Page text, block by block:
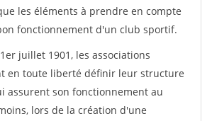
les éléments à prendre en compte
fonctionnement d'un club sportif.
juillet 1901, les associations
en toute liberté définir leur structure
assurent son fonctionnement au
lors de la création d'une